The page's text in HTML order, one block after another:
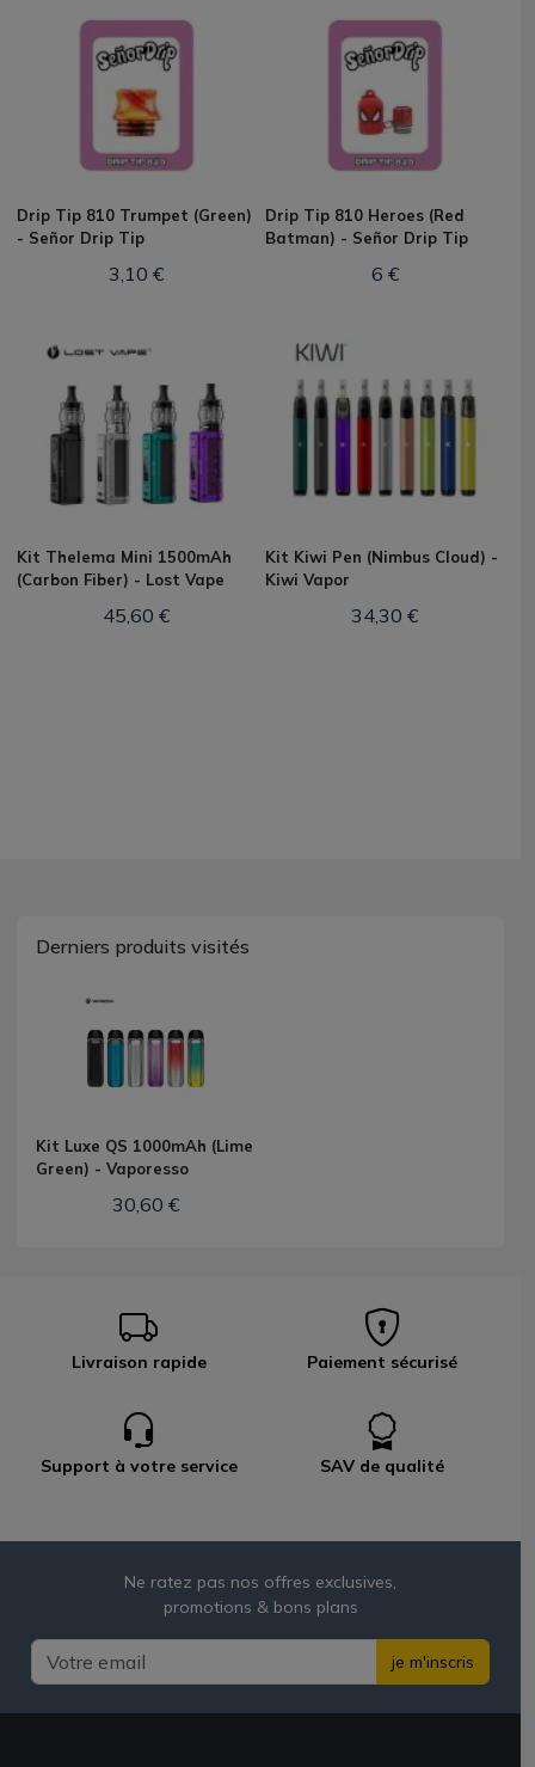
Drip Tip 810 Trumpet (Green)
- Señor Drip Tip
3,10 €
Drip Tip 810 Heroes (Red
Batman) - Señor Drip Tip
6 €
Kit Thelema Mini 1500mAh
(Carbon Fiber) - Lost Vape
45,60 €
Kit Kiwi Pen (Nimbus Cloud) -
Kiwi Vapor
34,30 €
Derniers produits visités
Kit Luxe QS 1000mAh (Lime
Green) - Vaporesso
30,60 €
Livraison rapide Paiement sécurisé
Support à votre service SAV de qualité
Ne ratez pas nos offres exclusives,
promotions & bons plans
je m'inscris